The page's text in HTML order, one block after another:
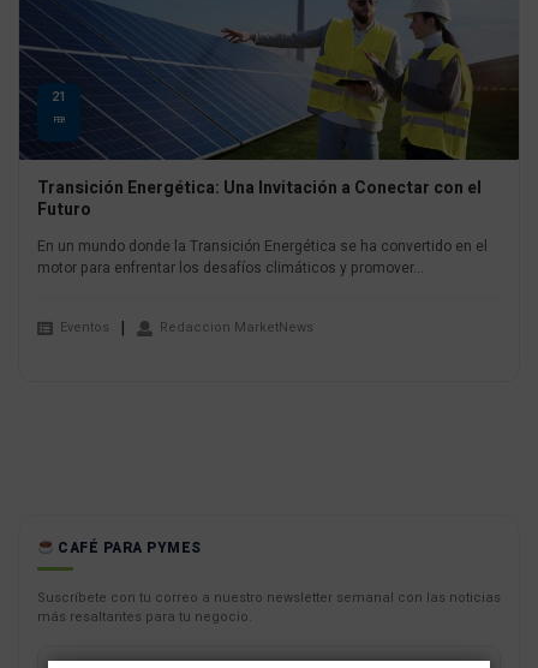
21
FEB
Transición Energética: Una Invitación a Conectar con el
Futuro
En un mundo donde la Transición Energética se ha convertido en el
motor para enfrentar los desafíos climáticos y promover...
Eventos Redaccion MarketNews
CAFÉ PARA PYMES
Suscríbete con tu correo a nuestro newsletter semanal con las noticias
más resaltantes para tu negocio.